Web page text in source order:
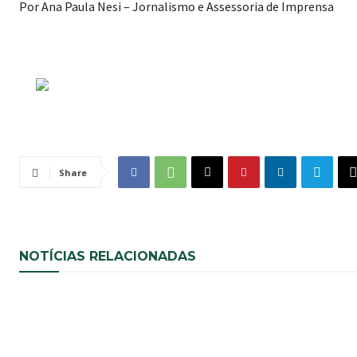
Por Ana Paula Nesi – Jornalismo e Assessoria de Imprensa
Share
NOTÍCIAS RELACIONADAS